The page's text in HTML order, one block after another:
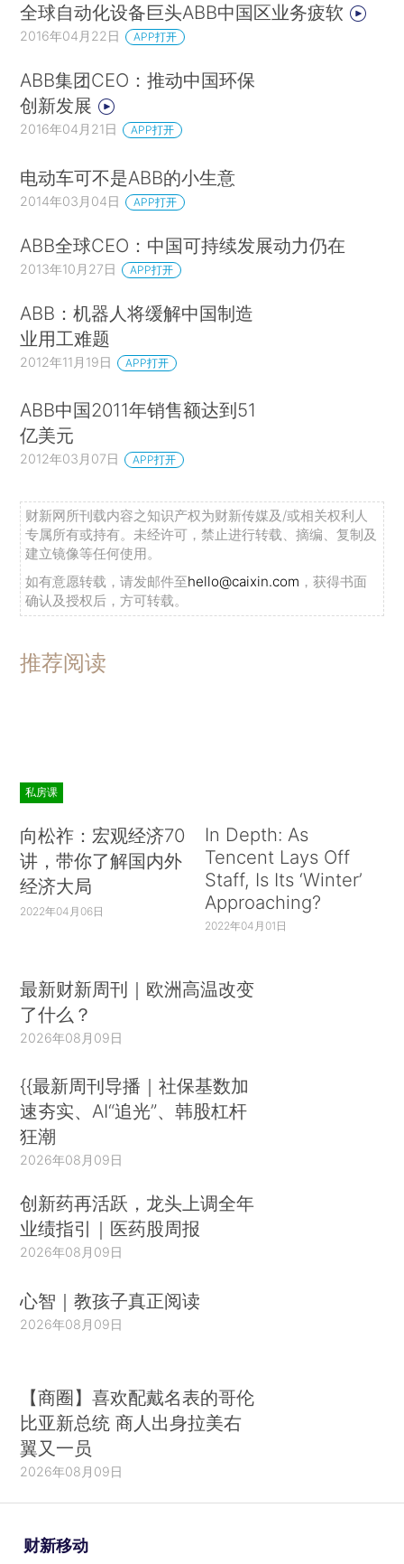
全球自动化设备巨头ABB中国区业务疲软
2016年04月22日 APP打开
ABB集团CEO：推动中国环保
创新发展
2016年04月21日 APP打开
电动车可不是ABB的小生意
2014年03月04日 APP打开
ABB全球CEO：中国可持续发展动力仍在
2013年10月27日 APP打开
ABB：机器人将缓解中国制造
业用工难题
2012年11月19日 APP打开
ABB中国2011年销售额达到51
亿美元
2012年03月07日 APP打开
财新网所刊载内容之知识产权为财新传媒及/或相关权利人
专属所有或持有。未经许可，禁止进行转载、摘编、复制及
建立镜像等任何使用。
如有意愿转载，请发邮件至hello@caixin.com ，获得书面
确认及授权后，方可转载。
推荐阅读
私房课
向松祚：宏观经济70
讲，带你了解国内外
经济大局
2022年04月06日
In Depth: As
Tencent Lays Off
Staff, Is Its ‘Winter’
Approaching?
2022年04月01日
最新财新周刊｜欧洲高温改变
了什么？
2026年08月09日
{{最新周刊导播｜社保基数加
速夯实、AI“追光”、韩股杠杆
狂潮
2026年08月09日
创新药再活跃，龙头上调全年
业绩指引｜医药股周报
2026年08月09日
心智｜教孩子真正阅读
2026年08月09日
【商圈】喜欢配戴名表的哥伦
比亚新总统 商人出身拉美右
翼又一员
2026年08月09日
财新移动